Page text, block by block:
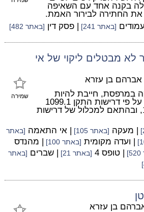
בקנה אחד עם השאיפה
את החתירה לבירור האמת.
[באתר 241] | פסק דין [באתר 482]
גמר לא מבטלים ליקוי של אי
שמירה
אברהם בן עזרא
במרפסת, חייבת להיות
רבודה ומחוסמת, וזאת על פי דרישות התקן 1099.1
בשילוב עם התקן 1142, ובהתאם למכלול של דרישות
| מעקה [באתר 105] | אי התאמה [באתר
| ועדה מקומית [באתר 100] | מהנדס
| טופס 4 [באתר 21] | שברים [באתר
בן עזרא